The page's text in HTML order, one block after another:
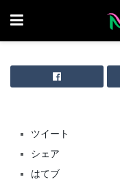
ツイート
シェア
はてブ